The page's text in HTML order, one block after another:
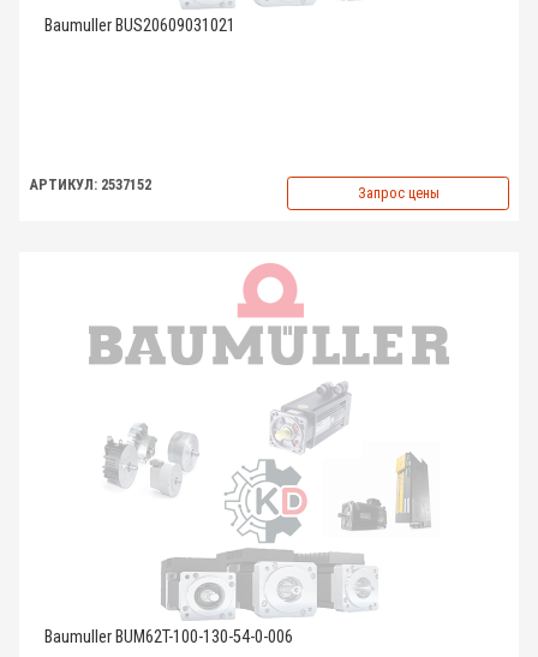
Baumuller BUS20609031021
АРТИКУЛ: 2537152 Запрос цены
Baumuller BUM62T-100-130-54-0-006